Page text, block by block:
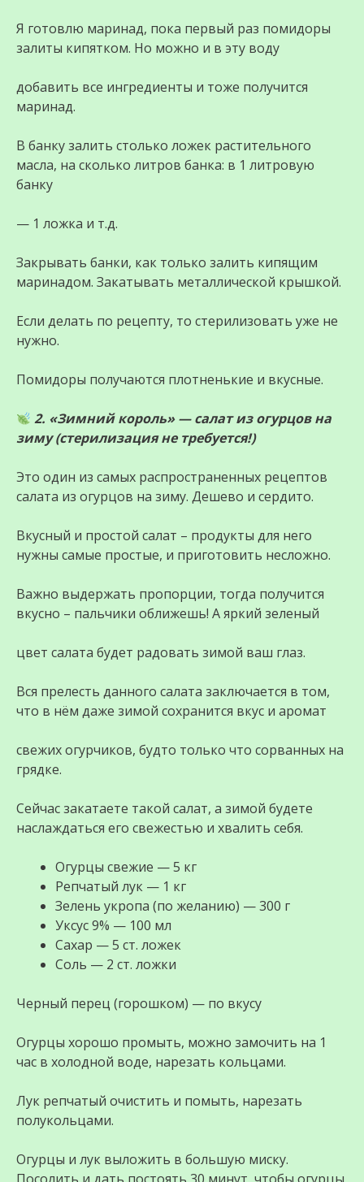
Я готовлю маринад, пока первый раз помидоры
залиты кипятком. Но можно и в эту воду
добавить все ингредиенты и тоже получится
маринад.
В банку залить столько ложек растительного
масла, на сколько литров банка: в 1 литровую
банку
— 1 ложка и т.д.
Закрывать банки, как только залить кипящим
маринадом. Закатывать металлической крышкой.
Если делать по рецепту, то стерилизовать уже не
нужно.
Помидоры получаются плотненькие и вкусные.
2. «Зимний король» — салат из огурцов на
зиму (стерилизация не требуется!)
Это один из самых распространенных рецептов
салата из огурцов на зиму. Дешево и сердито.
Bкусный и простой салат – продукты для него
нужны самые простые, и приготовить несложно.
Важно выдержать пропорции, тогда получится
вкусно – пальчики оближешь! А яркий зеленый
цвет салата будет радовать зимой ваш глаз.
Вся прелесть данного салата заключается в том,
что в нём даже зимой сохранится вкус и аромат
свежих огурчиков, будто только что сорванных на
грядке.
Сейчас закатаете такой салат, а зимой будете
наслаждаться его свежестью и хвалить себя.
Огурцы свежие — 5 кг
Репчатый лук — 1 кг
Зелень укропа (по желанию) — 300 г
Уксус 9% — 100 мл
Сахар — 5 ст. ложек
Соль — 2 ст. ложки
Черный перец (горошком) — по вкусу
Огурцы хорошо промыть, можно замочить на 1
час в холодной воде, нарезать кольцами.
Лук репчатый очистить и помыть, нарезать
полукольцами.
Огурцы и лук выложить в большую миску.